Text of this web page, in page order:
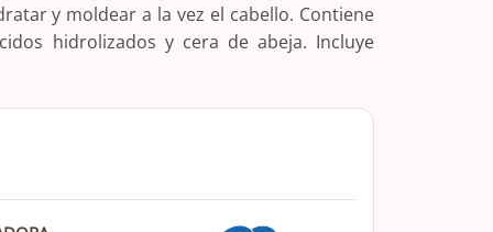
y moldear a la vez el cabello. Contiene
hidrolizados y cera de abeja. Incluye